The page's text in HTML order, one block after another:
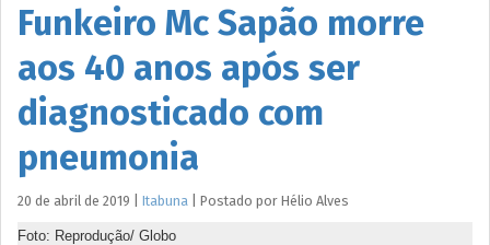
Funkeiro Mc Sapão morre
aos 40 anos após ser
diagnosticado com
pneumonia
20 de abril de 2019 Itabuna Postado por Hélio Alves
Foto: Reprodução/ Globo